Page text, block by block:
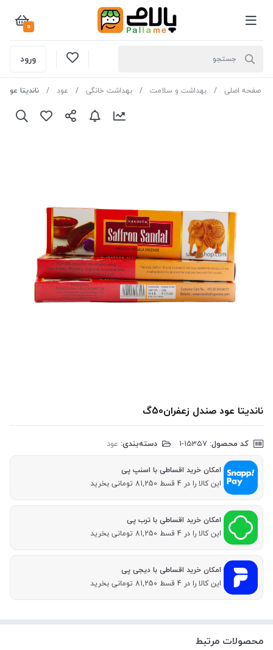
0
ورود
صفحه اصلی بهداشت و سلامت بهداشت خانگی عود ناندیتا عود
ناندیتا عود صندل زعفران50گ
کد محصول: دسته‌بندی: عود
امکان خرید اقساطی با اسنپ پی
این کالا را در 4 قسط 81,250 تومانی بخرید
امکان خرید اقساطی با ترب پی
این کالا را در 4 قسط 81,250 تومانی بخرید
امکان خرید اقساطی با دیجی پی
این کالا را در 4 قسط 81,250 تومانی بخرید
محصولات مرتبط